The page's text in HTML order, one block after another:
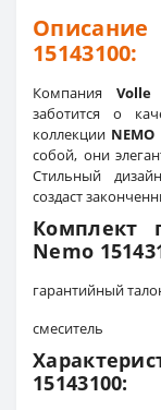
15143100:
Компания Volle
заботится о
коллекции NEMO
собой, они
Стильный
создаст
Комплект
Nemo
гарантийный
смеситель
15143100: